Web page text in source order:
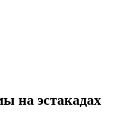
на эстакадах